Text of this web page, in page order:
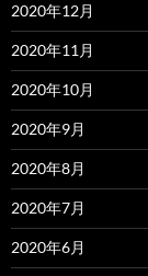
2020年12月
2020年11月
2020年10月
2020年9月
2020年8月
2020年7月
2020年6月